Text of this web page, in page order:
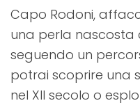
Capo Rodoni,
una perla nascosta
seguendo un
potrai scoprire una
nel XII secolo o